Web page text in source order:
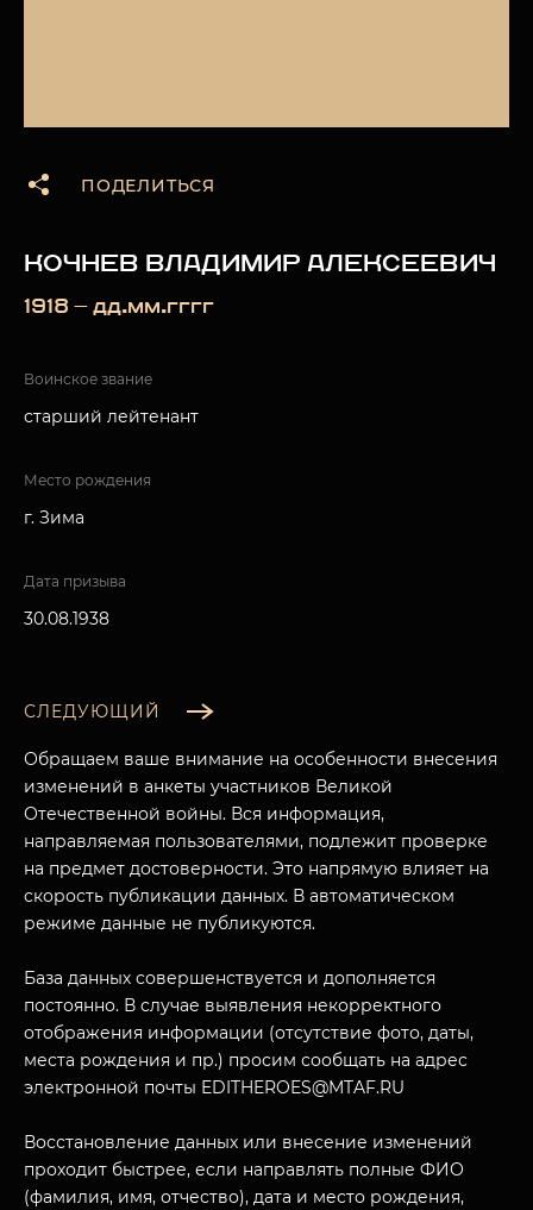
МУЗЕЙНЫЙ КОМПЛЕКС
ПОСЕТИТЕЛЯМ
НАЗАД
ПОДЕЛИТЬСЯ
КОЧНЕВ ВЛАДИМИР АЛЕКСЕЕВИЧ
1918 — дд.мм.гггг
Воинское звание
старший лейтенант
Место рождения
г. Зима
Дата призыва
30.08.1938
СЛЕДУЮЩИЙ
Обращаем ваше внимание на особенности внесения
изменений в анкеты участников Великой
Отечественной войны. Вся информация,
направляемая пользователями, подлежит проверке
на предмет достоверности. Это напрямую влияет на
скорость публикации данных. В автоматическом
режиме данные не публикуются.
База данных совершенствуется и дополняется
постоянно. В случае выявления некорректного
отображения информации (отсутствие фото, даты,
места рождения и пр.) просим сообщать на адрес
электронной почты EDITHEROES@MTAF.RU
Восстановление данных или внесение изменений
проходит быстрее, если направлять полные ФИО
(фамилия, имя, отчество), дата и место рождения,